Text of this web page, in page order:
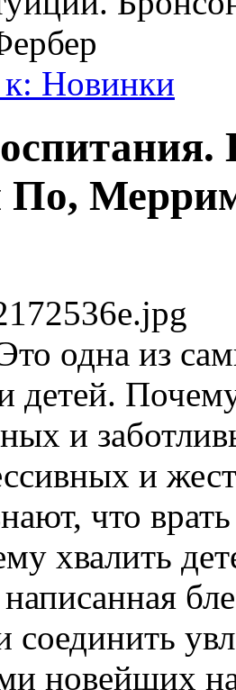
к: Новинки
По,
одна из
детей.
и
и
что
хвалить
новейших